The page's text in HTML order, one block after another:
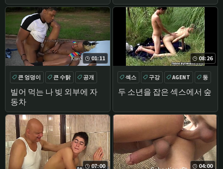
01:11
빌어 먹는 나 빚 외부에 자
동차
큰 엉덩이 큰 수탉
공개
블랙
08:26
두 소년을 잡은 섹스에서 숲
섹스 구강 AGENT 둥
07:00 04:00